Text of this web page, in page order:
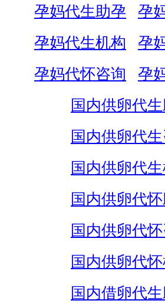
孕妈代生助孕
孕
孕妈代生机构
孕
孕妈代怀咨询
孕
国内供卵代
国内供卵代
国内供卵代
国内供卵代
国内供卵代
国内供卵代
国内借卵代